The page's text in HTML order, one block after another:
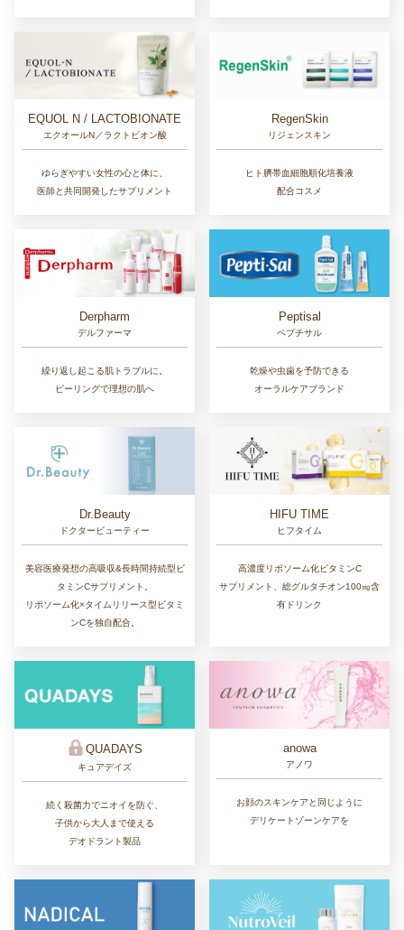
EQUOL N / LACTOBIONATE
エクオールN／ラクトビオン酸
ゆらぎやすい女性の心と体に、
医師と共同開発したサプリメント
RegenSkin
リジェンスキン
ヒト臍帯血細胞順化培養液
配合コスメ
Derpharm
デルファーマ
繰り返し起こる肌トラブルに。
ピーリングで理想の肌へ
Peptisal
ペプチサル
乾燥や虫歯を予防できる
オーラルケアブランド
Dr.Beauty
ドクタービューティー
美容医療発想の高吸収&長時間持続型ビ
タミンCサプリメント。
リポソーム化×タイムリリース型ビタミ
ンCを独自配合。
HIFU TIME
ヒフタイム
高濃度リポソーム化ビタミンC
サプリメント、総グルタチオン100㎎含
有ドリンク
QUADAYS
キュアデイズ
続く殺菌力でニオイを防ぐ、
子供から大人まで使える
デオドラント製品
anowa
アノワ
お顔のスキンケアと同じように
デリケートゾーンケアを